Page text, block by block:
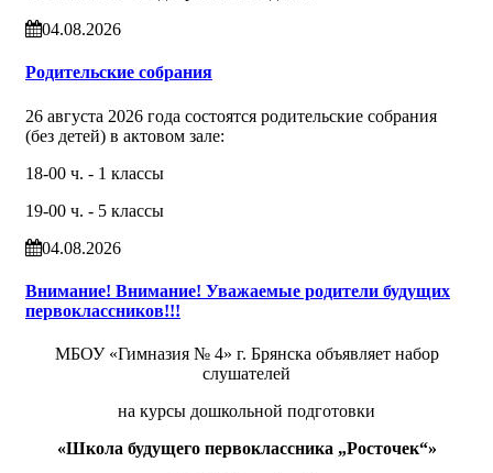
04.08.2026
Родительские собрания
26 августа 2026 года состоятся родительские собрания
(без детей) в актовом зале:
18-00 ч. - 1 классы
19-00 ч. - 5 классы
04.08.2026
Внимание! Внимание! Уважаемые родители будущих
первоклассников!!!
МБОУ «Гимназия № 4» г. Брянска объявляет набор
слушателей
на курсы дошкольной подготовки
«Школа будущего первоклассника „Росточек“»